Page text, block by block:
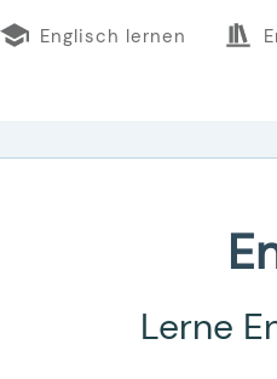
Englisch lernen
Lerne